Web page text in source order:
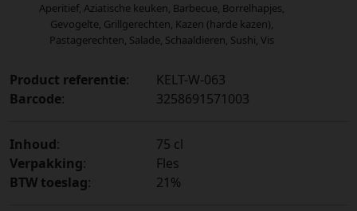
Aperitief, Aziatische keuken, Barbecue, Borrelhapjes,
Gevogelte, Grillgerechten, Kazen (harde kazen),
Pastagerechten, Salade, Schaaldieren, Sushi, Vis
Product referentie:
KELT-W-063
Barcode: 3258691571003
Inhoud:
75 cl
Verpakking:
Fles
BTW toeslag: 21%